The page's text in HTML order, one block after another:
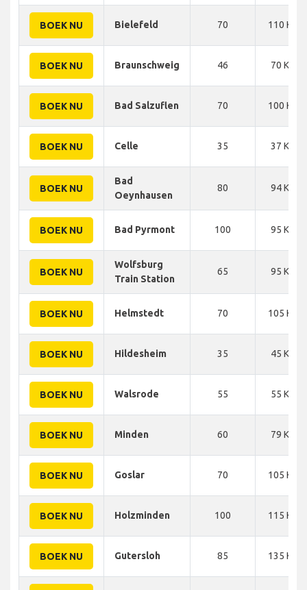
BOEK NU Bielefeld 70 110 KM
BOEK NU Braunschweig 46 70 KM
BOEK NU Bad Salzuflen 70 100 KM
BOEK NU Celle 35 37 KM
BOEK NU
Bad
Oeynhausen
80 94 KM
BOEK NU Bad Pyrmont 100 95 KM
BOEK NU
Wolfsburg
Train Station
65 95 KM
BOEK NU Helmstedt 70 105 KM
BOEK NU Hildesheim 35 45 KM
BOEK NU Walsrode 55 55 KM
BOEK NU Minden 60 79 KM
BOEK NU Goslar 70 105 KM
BOEK NU Holzminden 100 115 KM
BOEK NU Gutersloh 85 135 KM